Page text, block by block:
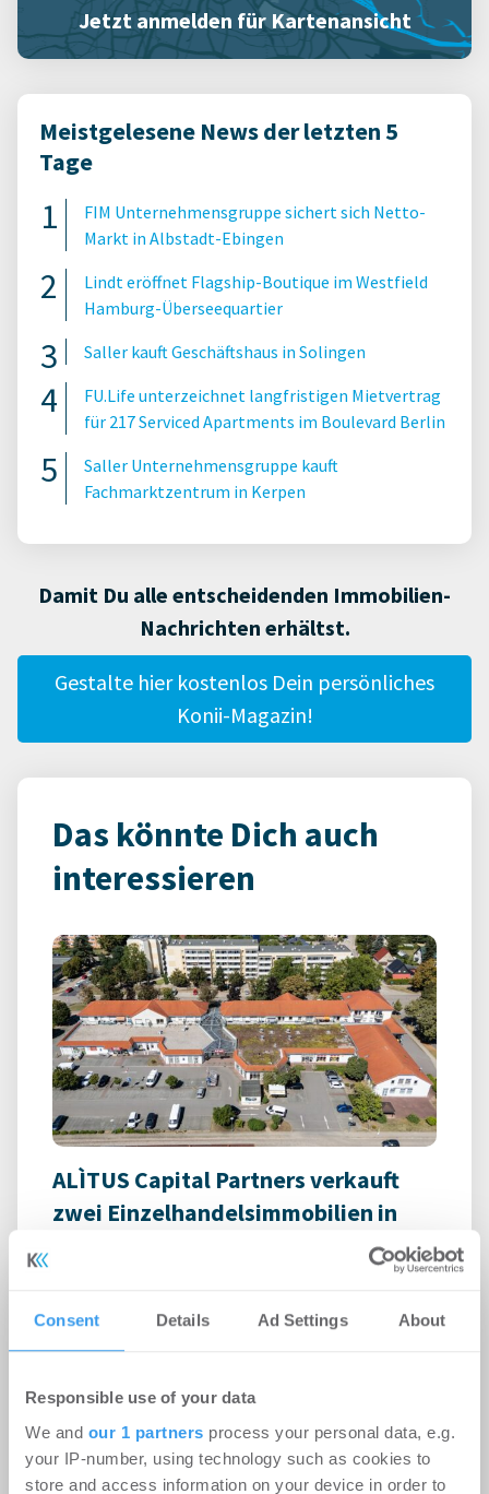
Consent Details Ad Settings About
Responsible use of your data
We and our 1 partners process your personal data, e.g.
your IP-number, using technology such as cookies to
store and access information on your device in order to
Jetzt anmelden für Kartenansicht
Meistgelesene News der letzten 5
Tage
FIM Unternehmensgruppe sichert sich Netto-
Markt in Albstadt-Ebingen
Lindt eröffnet Flagship-Boutique im Westfield
Hamburg-Überseequartier
Saller kauft Geschäftshaus in Solingen
FU.Life unterzeichnet langfristigen Mietvertrag
für 217 Serviced Apartments im Boulevard Berlin
Saller Unternehmensgruppe kauft
Fachmarktzentrum in Kerpen
Damit Du alle entscheidenden Immobilien-
Nachrichten erhältst.
Gestalte hier kostenlos Dein persönliches
Konii-Magazin!
Das könnte Dich auch
interessieren
ALÌTUS Capital Partners verkauft
zwei Einzelhandelsimmobilien in
Der Investment- und Assetmanager ALÌTUS Capital
Partners hat zwei Einzelhandelsimmobilien in